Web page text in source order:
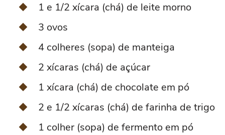
1 e 1/2 xícara (chá) de leite morno
3 ovos
4 colheres (sopa) de manteiga
2 xícaras (chá) de açúcar
1 xícara (chá) de chocolate em pó
2 e 1/2 xícaras (chá) de farinha de trigo
1 colher (sopa) de fermento em pó